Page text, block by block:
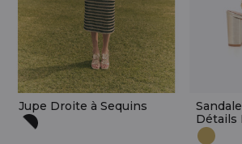
Jupe Droite à Sequins
Détails